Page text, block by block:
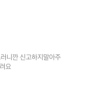
니깐 신고하지말아주
요